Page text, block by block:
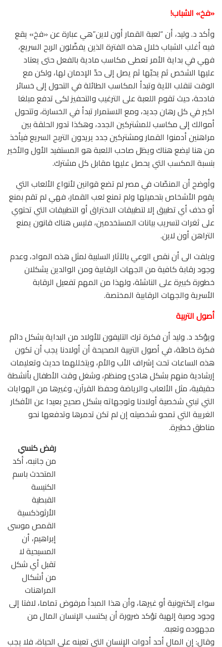
«فخ» الشباب!
وأكد د. وليد، أن “لعبة القمار أون لاين”هي عبارة عن «فخ» يقع
فيه أغلب الشباب خلال هذه الفترة الذين يفضّلون الربح السريع،
فهي في بداية الأمر تعطى مكاسب مادية بالفعل حتى يعتاد
عليها الشخص ثم يحبّها ثم يصل إلى حدّ الإدمان لها، ولكن مع
الوقت تنقلب الآية وتبدأ المكاسب الطائلة في التحول إلى خسائر
فادحة، حيث تقوم اللعبة على الترغيب والتحفيز لكى تدفع مبلغا
اكبر في كل رهان جديد، ومع الاستمرار تبدأ في الخسارة، وتتحول
أموالك إلى مكاسب للمشتركين الجدد، وهكذا تدور الحلقة بين
مراهنين أدمنوا القمار ومشتركين جدد يريدون التربح السريع فيأخذ
من هنا ليضع هناك ويظل صاحب اللعبة هو المستفيد الأول والأخير
بنسبة المكسب التي يحصل عليها مقابل كل مشترك.
وأوضح أن المنصّات في مصر لم تضع قوانين لأنواع الألعاب التي
يقوم الأشخاص بتحميلها ولم تمنع لعب القمار، فهي لم تقم بمنع
أو حذف أي تطبيق إلا لتطبيقات الاختراق أو التطبيقات التي تحتوي
على ثغرات لتسريب بيانات المستخدمين، فليس هناك قانون يمنع
التراهن أون لاين.
ويلفت الى أن نقص الوعي بالآثار السلبية لمثل هذه المواد، وعدم
وجود رقابة كافية من الجهات الرقابية ومن الوالدين يشكلان
خطورة كبيرة على الناشئة، ولهذا من المهم تفعيل الرقابة
الأسرية والجهات الرقابية المختصة.
أصول التربية
ويؤكد د. وليد أن فكرة ترك التليفون للأولاد من البداية بشكل دائم
فكرة خاطئة، في أصول التربية الصحيحة أن أولادنا يجب أن تكون
هذه الساعات تحت إشراف الأب والأم، ويتخللهما حديث وتعليمات
إرشادية منهم بشكل هادئ ومنظم، وشغل وقت الأطفال بأنشطة
حقيقية، مثل الألعاب والرياضة وحفظ القرآن، وغيرها من الهوايات
التي تبني شخصية أولادنا وتوجهاته بشكل صحيح بعيدا عن الأفكار
الغريبة التي تمحو شخصيته إن لم تكن تدمرها وتدفعها نحو
مناطق خطيرة.
رفض كنسي
من جانبه، أكد
المتحدث باسم
الكنيسة
القبطية
الأرثوذكسية
القمص موسى
إبراهيم، أن
المسيحية لا
تقبل أي شكل
من أشكال
المراهنات
سواء إلكترونية أو غيرها، وأن هذا المبدأ مرفوض تماما، لافتا إلى
وجود وصية إلهية تؤكد ضرورة أن يكتسب الإنسان المال من
مجهوده وتعبه.
وقال: إن المال أحد أدوات الإنسان التي تعينه على الحياة، فلا يجب